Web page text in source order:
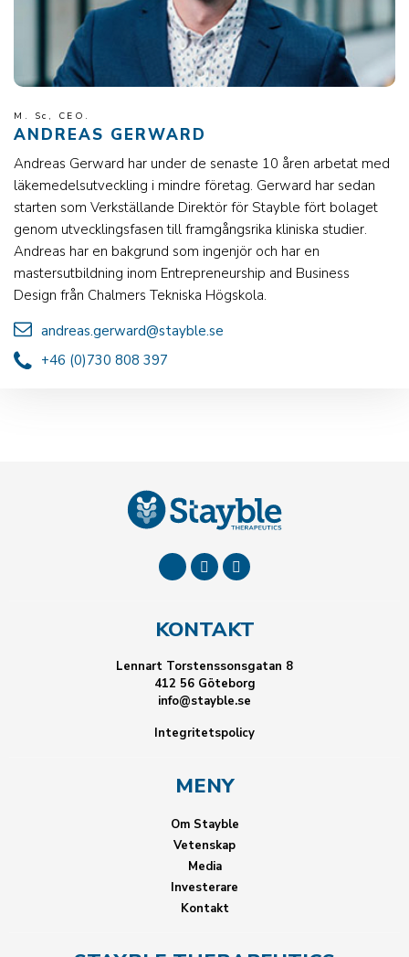
M. Sc, CEO.
ANDREAS GERWARD
Andreas Gerward har under de senaste 10 åren arbetat med
läkemedelsutveckling i mindre företag. Gerward har sedan
starten som Verkställande Direktör för Stayble fört bolaget
genom utvecklingsfasen till framgångsrika kliniska studier.
Andreas har en bakgrund som ingenjör och har en
mastersutbildning inom Entrepreneurship and Business
Design från Chalmers Tekniska Högskola.
andreas.gerward@stayble.se
+46 (0)730 808 397
KONTAKT
Lennart Torstenssonsgatan 8
412 56 Göteborg
info@stayble.se
Integritetspolicy
MENY
Om Stayble
Vetenskap
Media
Investerare
Kontakt